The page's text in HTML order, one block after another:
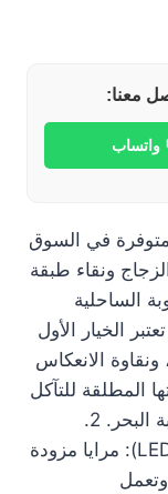
معنا:
واتساب
في السوق
ونقاء طبقة
الساحلية
تعتبر الخيار الأول
الانعكاس
المطلقة للتآكل
أو ظهور البقع السوداء الناتجة عن رطوبة البحر. 2.
مرايات جده الذكية والمضيئة (LED Mirrors): مرايا مزودة